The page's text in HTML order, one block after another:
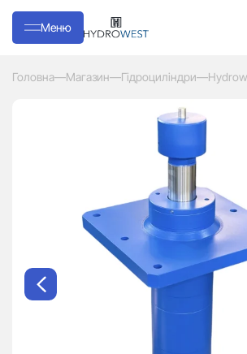
Меню
Головна—Магазин—Гідроциліндри—